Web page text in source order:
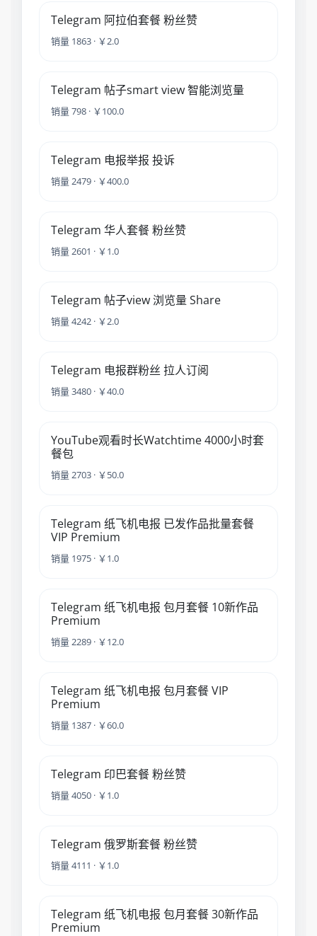
Telegram 阿拉伯套餐 粉丝赞
销量 1863 · ￥2.0
Telegram 帖子smart view 智能浏览量
销量 798 · ￥100.0
Telegram 电报举报 投诉
销量 2479 · ￥400.0
Telegram 华人套餐 粉丝赞
销量 2601 · ￥1.0
Telegram 帖子view 浏览量 Share
销量 4242 · ￥2.0
Telegram 电报群粉丝 拉人订阅
销量 3480 · ￥40.0
YouTube观看时长Watchtime 4000小时套
餐包
销量 2703 · ￥50.0
Telegram 纸飞机电报 已发作品批量套餐
VIP Premium
销量 1975 · ￥1.0
Telegram 纸飞机电报 包月套餐 10新作品
Premium
销量 2289 · ￥12.0
Telegram 纸飞机电报 包月套餐 VIP
Premium
销量 1387 · ￥60.0
Telegram 印巴套餐 粉丝赞
销量 4050 · ￥1.0
Telegram 俄罗斯套餐 粉丝赞
销量 4111 · ￥1.0
Telegram 纸飞机电报 包月套餐 30新作品
Premium